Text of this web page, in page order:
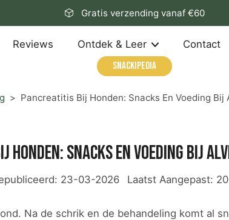
Gratis verzending vanaf €60
Reviews Ontdek & Leer Contact
Snackipedia
> Pancreatitis Bij Honden: Snacks En Voeding
honden: snacks en voeding bij
23-03-2026 Laatst Aangepast:
Na de schrik en de behandeling komt al